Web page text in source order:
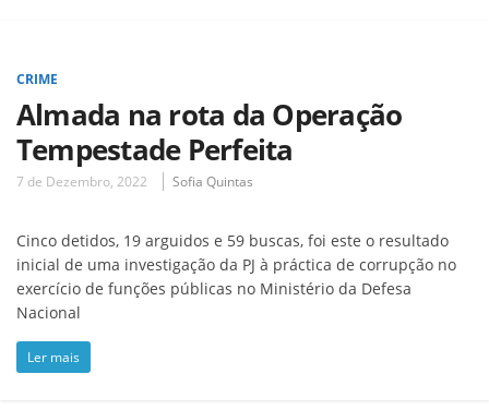
CRIME
Almada na rota da Operação
Tempestade Perfeita
7 de Dezembro, 2022 Sofia Quintas
Cinco detidos, 19 arguidos e 59 buscas, foi este o resultado
inicial de uma investigação da PJ à práctica de corrupção no
exercício de funções públicas no Ministério da Defesa
Nacional
Ler mais